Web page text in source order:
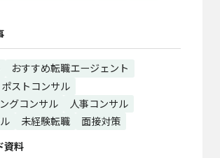
おすすめ転職エージェント
ポストコンサル
グコンサル
人事コンサル
未経験転職
面接対策
資料